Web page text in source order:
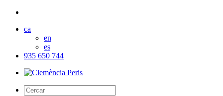
ca
en
es
935 650 744